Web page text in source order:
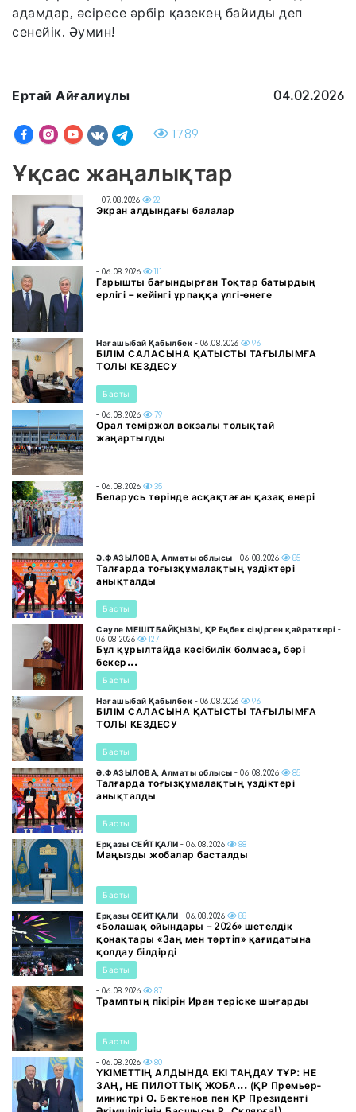
адамдар, әсіресе әрбір қазекең байиды деп
сенейік. Әумин!
Ертай Айғалиұлы 04.02.2026
1789
Ұқсас жаңалықтар
- 07.08.2026 22
Экран алдындағы балалар
- 06.08.2026 111
Ғарышты бағындырған Тоқтар батырдың
ерлігі – кейінгі ұрпаққа үлгі-өнеге
Нағашыбай Қабылбек - 06.08.2026 96
БІЛІМ САЛАСЫНА ҚАТЫСТЫ ТАҒЫЛЫМҒА
ТОЛЫ КЕЗДЕСУ
Басты
- 06.08.2026 79
Орал теміржол вокзалы толықтай
жаңартылды
- 06.08.2026 35
Беларусь төрінде асқақтаған қазақ өнері
Ә.ФАЗЫЛОВА, Алматы облысы - 06.08.2026 85
Талғарда тоғызқұмалақтың үздіктері
анықталды
Басты
Сәуле МЕШІТБАЙҚЫЗЫ, ҚР Еңбек сіңірген қайраткері -
06.08.2026
127
Бұл құрылтайда кәсібилік болмаса, бәрі
бекер...
Басты
Нағашыбай Қабылбек - 06.08.2026 96
БІЛІМ САЛАСЫНА ҚАТЫСТЫ ТАҒЫЛЫМҒА
ТОЛЫ КЕЗДЕСУ
Басты
Ә.ФАЗЫЛОВА, Алматы облысы - 06.08.2026 85
Талғарда тоғызқұмалақтың үздіктері
анықталды
Басты
Ерқазы СЕЙТҚАЛИ - 06.08.2026 88
Маңызды жобалар басталды
Басты
Ерқазы СЕЙТҚАЛИ - 06.08.2026 88
«Болашақ ойындары – 2026» шетелдік
қонақтары «Заң мен тәртіп» қағидатына
қолдау білдірді
Басты
- 06.08.2026 87
Трамптың пікірін Иран теріске шығарды
Басты
- 06.08.2026 80
ҮКІМЕТТІҢ АЛДЫНДА ЕКІ ТАҢДАУ ТҰР: НЕ
ЗАҢ, НЕ ПИЛОТТЫҚ ЖОБА... (ҚР Премьер-
министрі О. Бектенов пен ҚР Президенті